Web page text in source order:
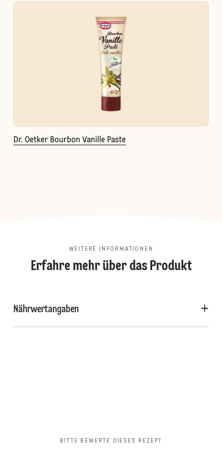
Dr. Oetker Bourbon Vanille Paste
WEITERE INFORMATIONEN
Erfahre mehr über das Produkt
Nährwertangaben
BITTE BEWERTE DIESES REZEPT